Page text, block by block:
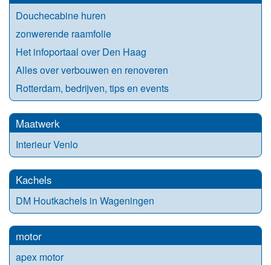
Douchecabine huren
zonwerende raamfolie
Het infoportaal over Den Haag
Alles over verbouwen en renoveren
Rotterdam, bedrijven, tips en events
Maatwerk
Interieur Venlo
Kachels
DM Houtkachels in Wageningen
motor
apex motor